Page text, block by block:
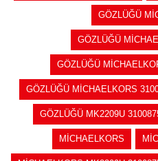
GÖZLÜĞÜ
GÖZLÜĞÜ
GÖZLÜĞÜ
GÖZLÜĞÜ MİCHAELKORS
GÖZLÜĞÜ MK2209U
MİCHAELKORS